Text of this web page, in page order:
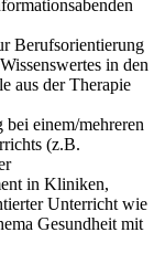
Berufsorientierung
in den
aus der Therapie
einem/mehreren
(z.B.
in Kliniken,
Unterricht wie
Gesundheit mit